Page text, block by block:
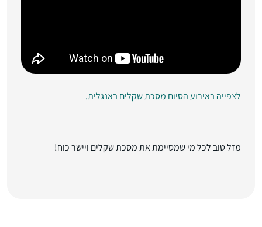
לצפייה באירוע הסיום מסכת שקלים באנגלית.
מזל טוב לכל מי שמסיימת את מסכת שקלים ויישר כוח!